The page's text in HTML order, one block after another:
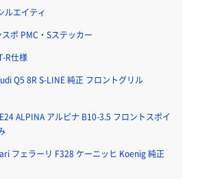
ルエイティ
ポ PMC・Sステッカー
R仕様
Q5 8R S-LINE 純正 フロントグリル
ALPINA アルピナ B10-3.5 フロントスポイ
フェラーリ F328 ケーニッヒ Koenig 純正